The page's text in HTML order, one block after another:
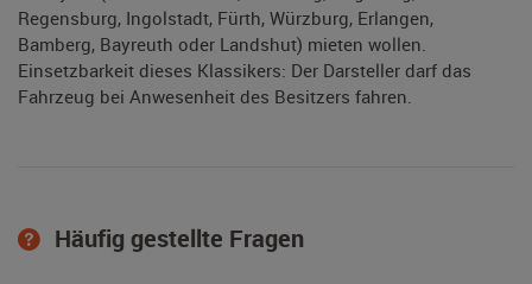
Regensburg, Ingolstadt, Fürth, Würzburg, Erlangen,
Bamberg, Bayreuth oder Landshut) mieten wollen.
Einsetzbarkeit dieses Klassikers: Der Darsteller darf das
Fahrzeug bei Anwesenheit des Besitzers fahren.
Häufig gestellte Fragen